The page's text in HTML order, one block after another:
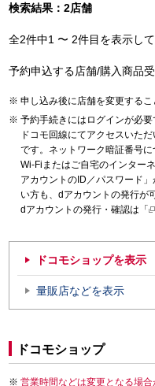
検索結果：2店舗
全2件中1 〜 2件目を表示し
予約申込する店舗/購入商品
申し込み後に店舗を変更するこ
予約手続きにはログインが必要
ドコモ回線にてアクセスいた
です。ネットワーク暗証番号に
Wi-Fiまたはご自宅のインター
アカウントのID／パスワード
い方も、dアカウントの発行が
dアカウントの発行・確認は「
ドコモショップを表示
量販店などを表示
ドコモショップ
営業時間などは変更となる場